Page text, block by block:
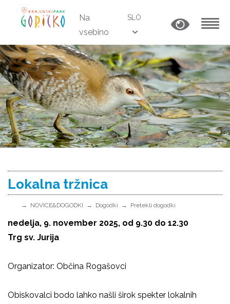
Na
vsebino
SLO
Lokalna tržnica
NOVICE&DOGODKI Dogodki Pretekli dogodki
nedelja, 9. november 2025, od 9.30 do 12.30
Trg sv. Jurija
Organizator: Občina Rogašovci
Obiskovalci bodo lahko našli širok spekter lokalnih